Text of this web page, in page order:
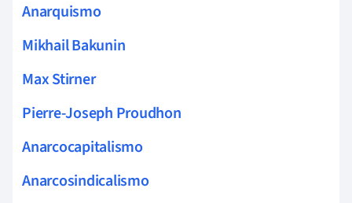
Anarquismo
Mikhail Bakunin
Max Stirner
Pierre-Joseph Proudhon
Anarcocapitalismo
Anarcosindicalismo